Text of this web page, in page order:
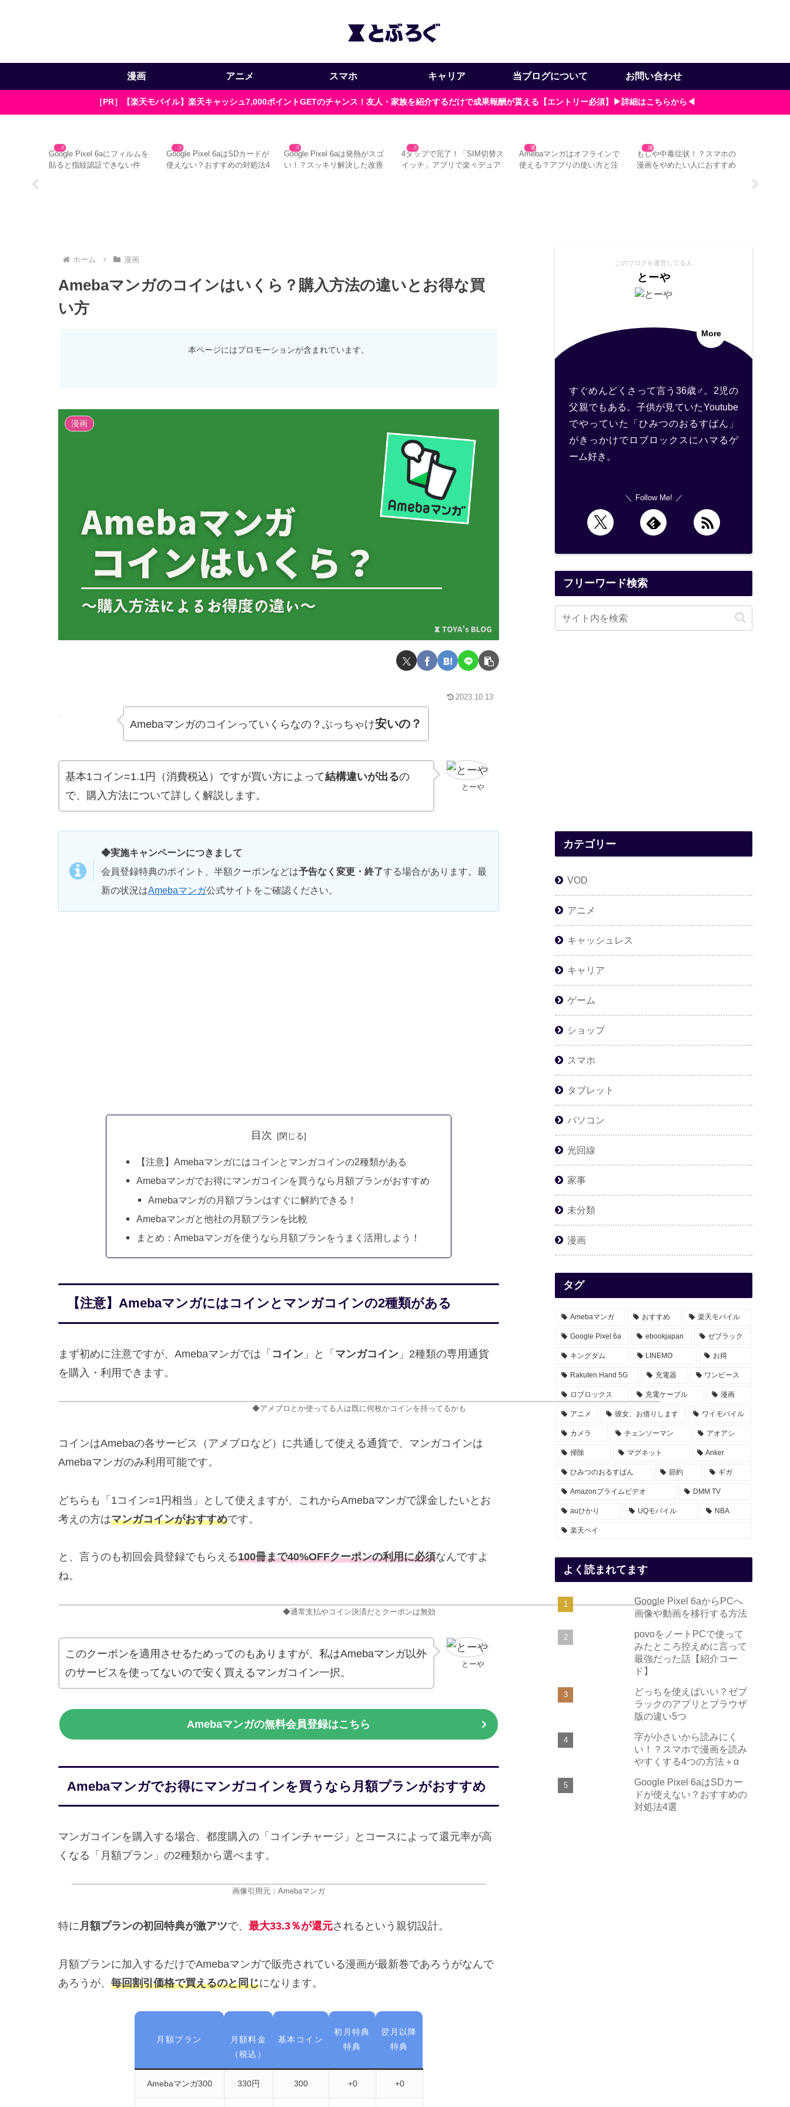
漫画 アニメ スマホ キャリア 当ブログについて お問い合わせ
［PR］【楽天モバイル】楽天キャッシュ7,000ポイントGETのチャンス！友人・家族を紹介するだけで成果報酬が貰える【エントリー必須】▶詳細はこちらから◀
スマホ
Google Pixel 6aにフィルムを
貼ると指紋認証できない件
スマホ
Google Pixel 6aはSDカードが
使えない？おすすめの対処法4
スマホ
Google Pixel 6aは発熱がスゴ
い！？スッキリ解決した改善
スマホ
4タップで完了！「SIM切替ス
イッチ」アプリで楽々デュア
漫画
Amebaマンガはオフラインで
使える？アプリの使い方と注
漫画
もしや中毒症状！？スマホの
漫画をやめたい人におすすめ
ホーム 漫画
Amebaマンガのコインはいくら？購入方法の違いとお得な買
い方
本ページにはプロモーションが含まれています。
漫画
2023.10.13
Amebaマンガのコインっていくらなの？ぶっちゃけ安いの？
とーや
基本1コイン=1.1円（消費税込）ですが買い方によって結構違いが出るの
で、購入方法について詳しく解説します。
◆実施キャンペーンにつきまして
会員登録特典のポイント、半額クーポンなどは予告なく変更・終了する場合があります。最
新の状況はAmebaマンガ公式サイトをご確認ください。
目次
【注意】Amebaマンガにはコインとマンガコインの2種類がある
Amebaマンガでお得にマンガコインを買うなら月額プランがおすすめ
Amebaマンガの月額プランはすぐに解約できる！
Amebaマンガと他社の月額プランを比較
まとめ：Amebaマンガを使うなら月額プランをうまく活用しよう！
【注意】Amebaマンガにはコインとマンガコインの2種類がある
まず初めに注意ですが、Amebaマンガでは「 コイン 」と「 マンガコイン 」2種類の専用通貨
を購入・利用できます。
◆アメブロとか使ってる人は既に何枚かコインを持ってるかも
コインはAmebaの各サービス（アメブロなど）に共通して使える通貨で、マンガコインは
Amebaマンガのみ利用可能です。
どちらも「1コイン=1円相当」として使えますが、これからAmebaマンガで課金したいとお
考えの方はマンガコインがおすすめです。
と、言うのも初回会員登録でもらえる100冊まで40%OFFクーポンの利用に必須なんですよ
ね。
◆通常支払やコイン決済だとクーポンは無効
とーや
このクーポンを適用させるためってのもありますが、私はAmebaマンガ以外
のサービスを使ってないので安く買えるマンガコイン一択。
Amebaマンガの無料会員登録はこちら
Amebaマンガでお得にマンガコインを買うなら月額プランがおすすめ
マンガコインを購入する場合、都度購入の「コインチャージ」とコースによって還元率が高
くなる「月額プラン」の2種類から選べます。
画像引用元：Amebaマンガ
特に月額プランの初回特典が激アツで、 最大33.3％が還元されるという親切設計。
月額プランに加入するだけでAmebaマンガで販売されている漫画が最新巻であろうがなんで
あろうが、 毎回割引価格で買えるのと同じになります。
月額プラン
月額料金
（税込）
基本コイン
初月特典
特典
翌月以降
特典
Amebaマンガ300 330円 300 +0 +0
このブログを運営してる人
とーや
More
すぐめんどくさって言う36歳♂。2児の
父親でもある。子供が見ていたYoutube
でやっていた「ひみつのおるすばん」
がきっかけでロブロックスにハマるゲ
ーム好き。
Follow Me!
フリーワード検索
カテゴリー
VOD
アニメ
キャッシュレス
キャリア
ゲーム
ショップ
スマホ
タブレット
パソコン
光回線
家事
未分類
漫画
タグ
Amebaマンガ おすすめ 楽天モバイル
Google Pixel 6a ebookjapan ゼブラック
キングダム LINEMO お得
Rakuten Hand 5G 充電器 ワンピース
ロブロックス 充電ケーブル 漫画
アニメ 彼女、お借りします ワイモバイル
カメラ チェンソーマン アオアシ
掃除 マグネット Anker
ひみつのおるすばん 節約 ギガ
Amazonプライムビデオ DMM TV
auひかり UQモバイル NBA
楽天ペイ
よく読まれてます
Google Pixel 6aからPCへ
画像や動画を移行する方法
povoをノートPCで使って
みたところ控えめに言って
最強だった話【紹介コー
ド】
どっちを使えばいい？ゼブ
ラックのアプリとブラウザ
版の違い5つ
字が小さいから読みにく
い！？スマホで漫画を読み
やすくする4つの方法＋α
Google Pixel 6aはSDカー
ドが使えない？おすすめの
対処法4選